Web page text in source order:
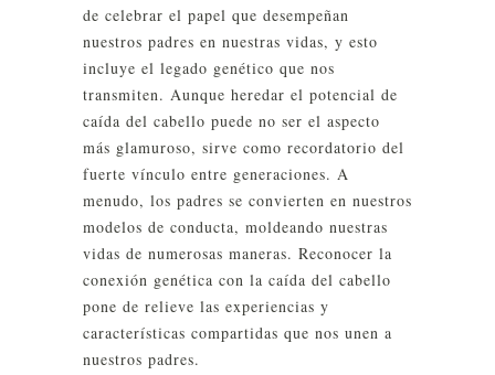
de celebrar el papel que desempeñan
nuestros padres en nuestras vidas, y esto
incluye el legado genético que nos
transmiten. Aunque heredar el potencial de
caída del cabello puede no ser el aspecto
más glamuroso, sirve como recordatorio del
fuerte vínculo entre generaciones. A
menudo, los padres se convierten en nuestros
modelos de conducta, moldeando nuestras
vidas de numerosas maneras. Reconocer la
conexión genética con la caída del cabello
pone de relieve las experiencias y
características compartidas que nos unen a
nuestros padres.